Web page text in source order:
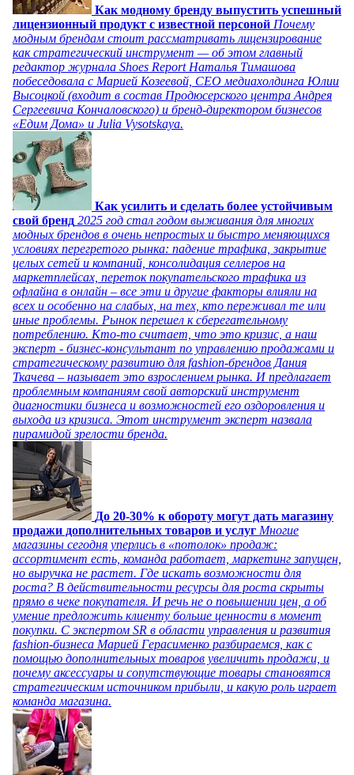
Как модному бренду выпустить успешный
лицензионный продукт с известной персоной Почему
модным брендам стоит рассматривать лицензирование
как стратегический инструмент — об этом главный
редактор журнала Shoes Report Наталья Тимашова
побеседовала с Марией Козеевой, СЕО медиахолдинга Юлии
Высоцкой (входит в состав Продюсерского центра Андрея
Сергеевича Кончаловского) и бренд-директором бизнесов
«Едим Дома» и Julia Vysotskaya.
Как усилить и сделать более устойчивым
свой бренд 2025 год стал годом выживания для многих
модных брендов в очень непростых и быстро меняющихся
условиях перегретого рынка: падение трафика, закрытие
целых сетей и компаний, консолидация селлеров на
маркетплейсах, переток покупательского трафика из
офлайна в онлайн – все эти и другие факторы влияли на
всех и особенно на слабых, на тех, кто переживал те или
иные проблемы. Рынок перешел к сберегательному
потреблению. Кто-то считает, что это кризис, а наш
эксперт - бизнес-консультант по управлению продажами и
стратегическому развитию для fashion-брендов Дания
Ткачева – называет это взрослением рынка. И предлагает
проблемным компаниям свой авторский инструмент
диагностики бизнеса и возможностей его оздоровления и
выхода из кризиса. Этот инструмент эксперт назвала
пирамидой зрелости бренда.
До 20-30% к обороту могут дать магазину
продажи дополнительных товаров и услуг Многие
магазины сегодня уперлись в «потолок» продаж:
ассортимент есть, команда работает, маркетинг запущен,
но выручка не растет. Где искать возможности для
роста? В действительности ресурсы для роста скрыты
прямо в чеке покупателя. И речь не о повышении цен, а об
умение предложить клиенту больше ценности в момент
покупки. С экспертом SR в области управления и развития
fashion-бизнеса Марией Герасименко разбираемся, как с
помощью дополнительных товаров увеличить продажи, и
почему аксессуары и сопутствующие товары становятся
стратегическим источником прибыли, и какую роль играет
команда магазина.